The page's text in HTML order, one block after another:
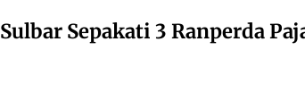
Sepakati 3 Ranperda